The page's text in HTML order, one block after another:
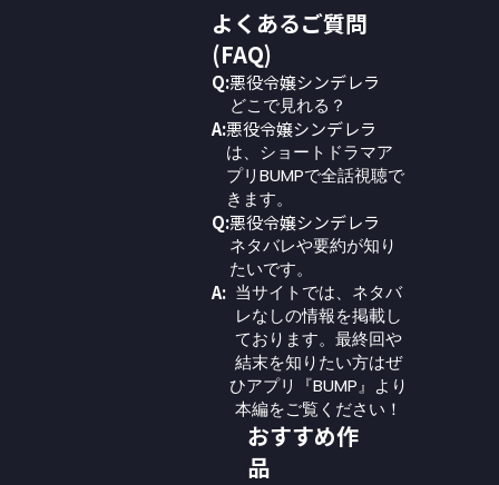
よくあるご質問
(FAQ)
Q:悪役令嬢シンデレラ
どこで見れる？
A:悪役令嬢シンデレラ
は、ショートドラマア
プリBUMPで全話視聴で
きます。
Q:悪役令嬢シンデレラ
ネタバレや要約が知り
たいです。
A: 当サイトでは、ネタバ
レなしの情報を掲載し
ております。最終回や
結末を知りたい方はぜ
ひアプリ『BUMP』より
本編をご覧ください！
おすすめ作
品